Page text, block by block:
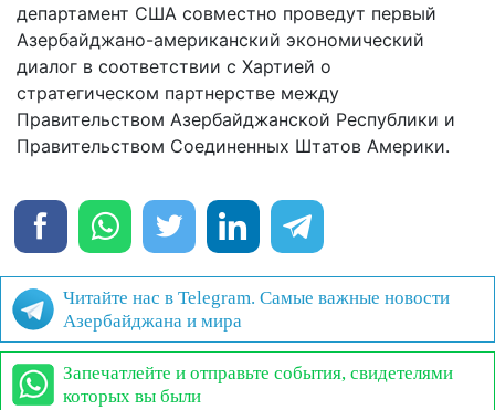
департамент США совместно проведут первый
Азербайджано-американский экономический
диалог в соответствии с Хартией о
стратегическом партнерстве между
Правительством Азербайджанской Республики и
Правительством Соединенных Штатов Америки.
Читайте нас в Telegram. Самые важные новости
Азербайджана и мира
Запечатлейте и отправьте события, свидетелями
которых вы были